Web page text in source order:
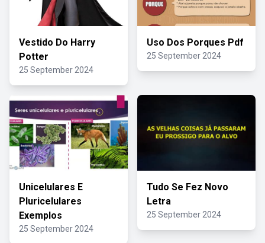
Vestido Do Harry
Potter
25 September 2024
Uso Dos Porques Pdf
25 September 2024
Unicelulares E
Pluricelulares
Exemplos
25 September 2024
Tudo Se Fez Novo
Letra
25 September 2024